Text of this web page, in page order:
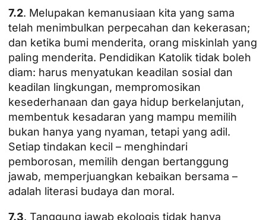
7.2. Melupakan kemanusiaan kita yang sama
telah menimbulkan perpecahan dan kekerasan;
dan ketika bumi menderita, orang miskinlah yang
paling menderita. Pendidikan Katolik tidak boleh
diam: harus menyatukan keadilan sosial dan
keadilan lingkungan, mempromosikan
kesederhanaan dan gaya hidup berkelanjutan,
membentuk kesadaran yang mampu memilih
bukan hanya yang nyaman, tetapi yang adil.
Setiap tindakan kecil – menghindari
pemborosan, memilih dengan bertanggung
jawab, memperjuangkan kebaikan bersama –
adalah literasi budaya dan moral.
7.3. Tanggung jawab ekologis tidak hanya